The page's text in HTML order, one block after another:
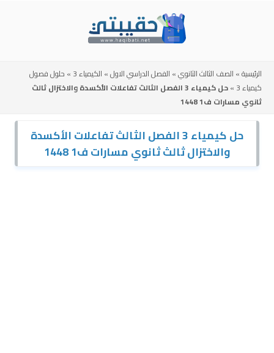
الرئيسية» الصف الثالث الثانوي» الفصل الدراسي الاول» الكيمياء 3 » حلول فصول
كيمياء 3
»
حل كيمياء 3 الفصل الثالث تفاعلات الأكسدة والاختزال ثالث
ثانوي مسارات ف1 1448
حل كيمياء 3 الفصل الثالث تفاعلات الأكسدة
والاختزال ثالث ثانوي مسارات ف1 1448